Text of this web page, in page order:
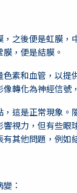
之後便是虹膜
，便是結膜。
素和血管，以
轉化為神經信號
這是正常現象
視力，但有些
其他問題，例如
：